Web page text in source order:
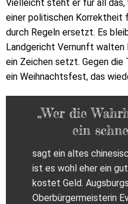
Vielleicht steht er für all das,
einer politischen Korrektheit
durch Regeln ersetzt. Es
Landgericht Vernunft
ein Zeichen setzt. Gegen die
ein Weihnachtsfest, das
„Wer die
ein
sagt ein altes
ist es wohl eher ein
kostet Geld.
Oberbürgermeisterin